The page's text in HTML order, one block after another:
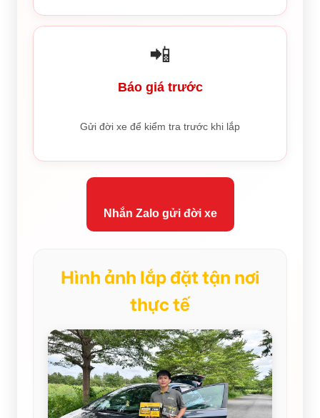
📲
Báo giá trước
Gửi đời xe để kiểm tra trước khi lắp
Nhắn Zalo gửi đời xe
Hình ảnh lắp đặt tận nơi
thực tế